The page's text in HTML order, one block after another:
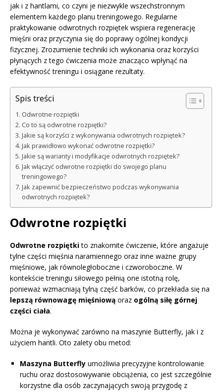
jak i z hantlami, co czyni je niezwykle wszechstronnym
elementem każdego planu treningowego. Regularne
praktykowanie odwrotnych rozpiętek wspiera regenerację
mięśni oraz przyczynia się do poprawy ogólnej kondycji
fizycznej. Zrozumienie techniki ich wykonania oraz korzyści
płynących z tego ćwiczenia może znacząco wpłynąć na
efektywność treningu i osiągane rezultaty.
Spis treści
Odwrotne rozpiętki
Co to są odwrotne rozpiętki?
Jakie są korzyści z wykonywania odwrotnych rozpiętek?
Jak prawidłowo wykonać odwrotne rozpiętki?
Jakie są warianty i modyfikacje odwrotnych rozpiętek?
Jak włączyć odwrotne rozpiętki do swojego planu
treningowego?
Jak zapewnić bezpieczeństwo podczas wykonywania
odwrotnych rozpiętek?
Odwrotne rozpiętki
Odwrotne rozpiętkito znakomite ćwiczenie, które angażuje
tylne części mięśnia naramiennego oraz inne ważne grupy
mięśniowe, jak równoległoboczne i czworoboczne. W
kontekście treningu siłowego pełnią one istotną rolę,
ponieważ wzmacniają tylną część barków, co przekłada się na
lepszą równowagę mięśniową oraz ogólną siłę górnej
części ciała.
Można je wykonywać zarówno na maszynie Butterfly, jak i z
użyciem hantli. Oto zalety obu metod:
Maszyna Butterfly umożliwia precyzyjne kontrolowanie
ruchu oraz dostosowywanie obciążenia, co jest szczególnie
korzystne dla osób zaczynających swoją przygodę z